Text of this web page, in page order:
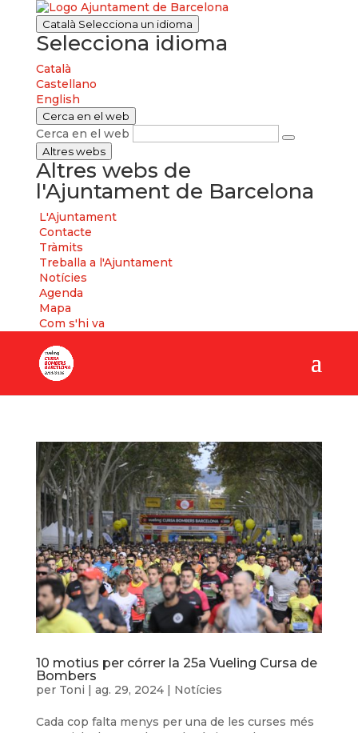
Català Selecciona un idioma
Selecciona idioma
Català
Castellano
English
Cerca en el web
Cerca en el web
Altres webs
Altres webs de
l'Ajuntament de Barcelona
L'Ajuntament
Contacte
Tràmits
Treballa a l'Ajuntament
Notícies
Agenda
Mapa
Com s'hi va
10 motius per córrer la 25a Vueling Cursa de
Bombers
per Toni | ag. 29, 2024| Notícies
Cada cop falta menys per una de les curses més